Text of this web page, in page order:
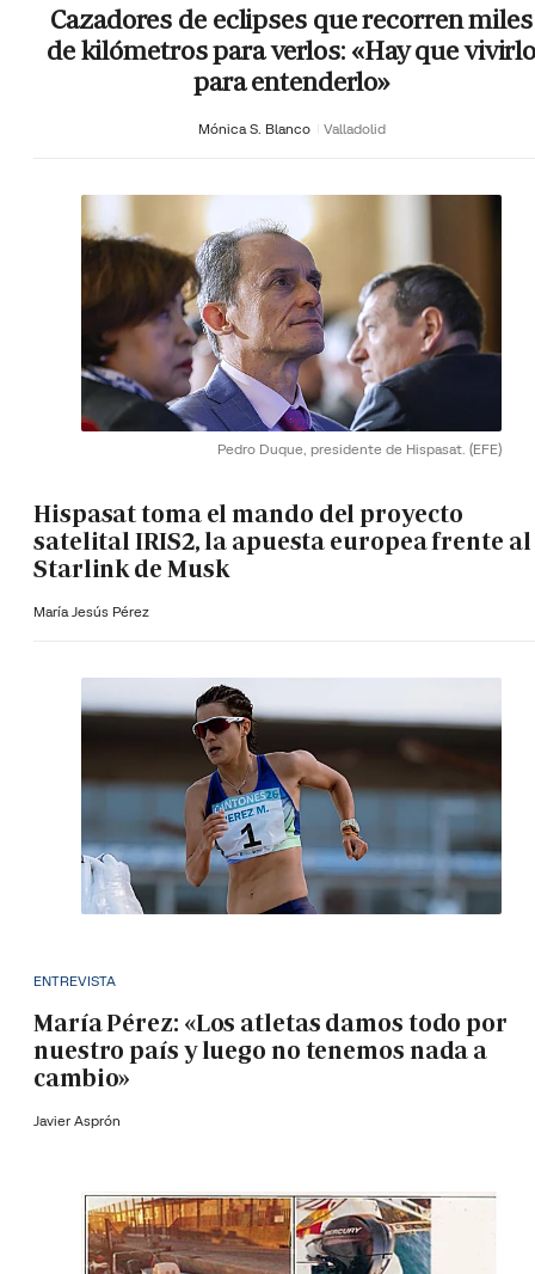
Cazadores de eclipses que recorren miles
de kilómetros para verlos: «Hay que
para entenderlo»
Mónica S. Blanco Valladolid
Pedro Duque, presidente de Hispasat. (EFE)
Hispasat toma el mando del proyecto
satelital IRIS2, la apuesta europea frente al
Starlink de Musk
María Jesús Pérez
ENTREVISTA
María Pérez: «Los atletas damos todo por
nuestro país y luego no tenemos nada a
cambio»
Javier Asprón